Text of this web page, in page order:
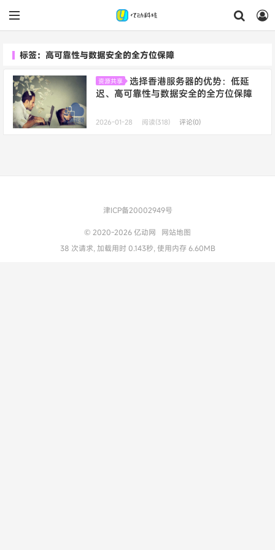
标签：高可靠性与数据安全的全方位保障
资源共享
选择香港服务器的优势：低延
迟、高可靠性与数据安全的全方位保障
2026-01-28 阅读(318) 评论(0)
津ICP备20002949号
© 2020-2026亿动网
网站地图
38 次请求, 加载用时 0.143秒, 使用内存 6.60MB